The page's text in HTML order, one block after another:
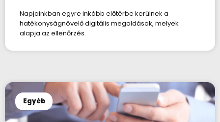
Napjainkban egyre inkább előtérbe kerülnek a
hatékonyságnövelő digitális megoldások, melyek
alapja az ellenőrzés.
Egyéb